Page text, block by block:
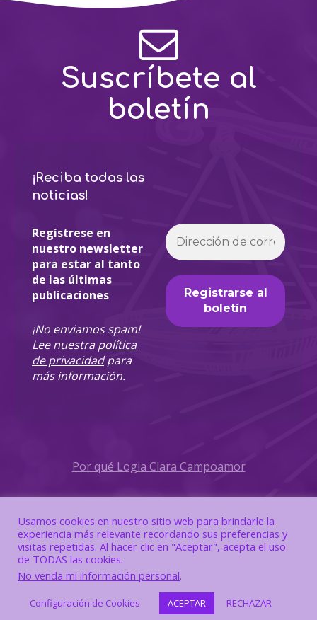
Suscríbete al
boletín
¡Reciba todas las
noticias!
Regístrese en
nuestro newsletter
para estar al tanto
de las últimas
publicaciones
¡No enviamos spam!
Lee nuestrapolítica
de privacidadpara
más información.
Por qué Logia Clara Campoamor
Política de Privacidad
Política de Cookies
Usamos cookies en nuestro sitio web para brindarle la
experiencia más relevante recordando sus preferencias y
visitas repetidas. Al hacer clic en "Aceptar", acepta el uso
de TODAS las cookies.
No venda mi información personal.
Configuración de Cookies ACEPTAR RECHAZAR